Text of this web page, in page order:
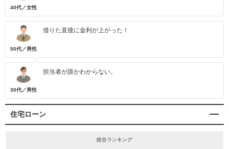
40代／女性
50代／男性
借りた直後に金利が上がった！
30代／男性
担当者が誰かわからない。
住宅ローン
総合ランキング